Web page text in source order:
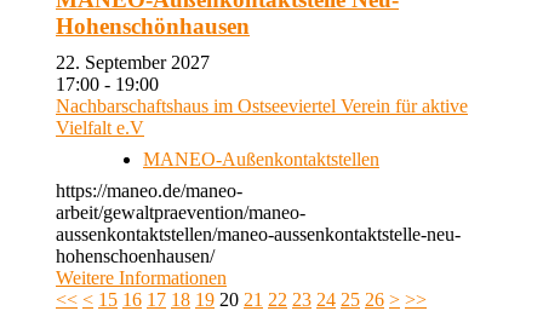
Hohenschönhausen
22. September 2027
17:00 - 19:00
Nachbarschaftshaus im Ostseeviertel Verein für aktive
Vielfalt e.V
MANEO-Außenkontaktstellen
https://maneo.de/maneo-
arbeit/gewaltpraevention/maneo-
aussenkontaktstellen/maneo-aussenkontaktstelle-neu-
hohenschoenhausen/
Weitere Informationen
<< < 15 16 17 18 19 20 21 22 23 24 25 26 > >>